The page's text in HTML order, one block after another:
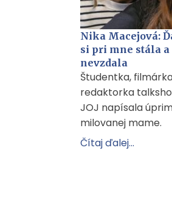
Nika Macejová:
si pri mne stála
nevzdala
Študentka,
redaktorka
JOJ napísala
milovanej mame.
Čítaj ďalej...